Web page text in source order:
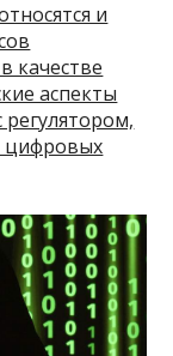
и
качестве
аспекты
цифровых